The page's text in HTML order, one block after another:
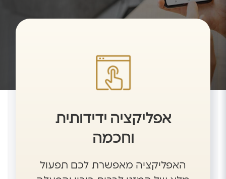
אפליקציה ידידותית
וחכמה
האפליקציה מאפשרת לכם תפעול